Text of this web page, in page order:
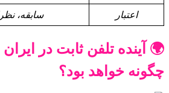
اعتبار سابقه،
🌍 آینده تلفن ثابت در
چگونه خواهد بود؟